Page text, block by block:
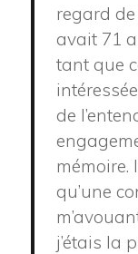
regard
avait 71
tant que
de
mémoire.
qu’une
j’étais la